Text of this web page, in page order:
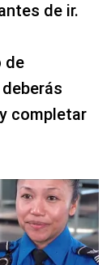
de ir.
de
completar